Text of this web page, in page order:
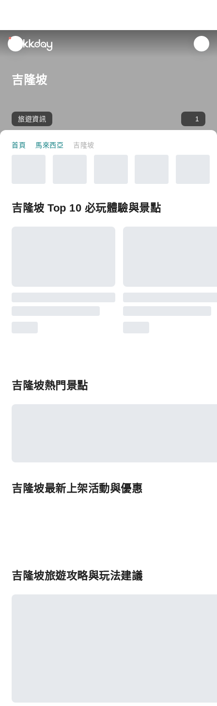
unread
notifications
吉隆坡
旅遊資訊 1
首頁 馬來西亞 吉隆坡
吉隆坡 Top 10 必玩體驗與景點
吉隆坡熱門景點
吉隆坡最新上架活動與優惠
吉隆坡旅遊攻略與玩法建議